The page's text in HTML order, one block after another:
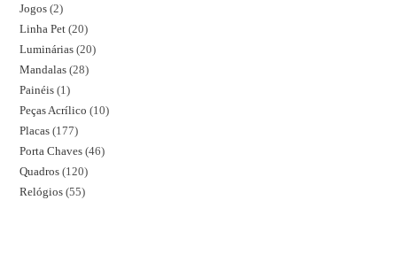
Jogos 2
Linha Pet 20
Luminárias 20
Mandalas 28
Painéis 1
Peças Acrílico 10
Placas 177
Porta Chaves 46
Quadros 120
Relógios 55